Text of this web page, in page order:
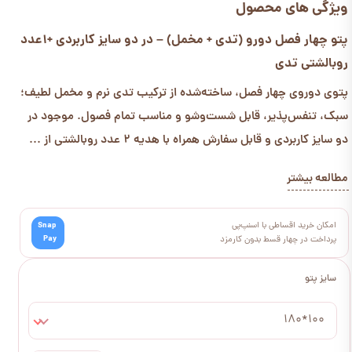
سایز پتو
100*180
ویژگی های محصول
پتو چهار فصل دورو (تدی + مخمل) – در دو سایز کاربردی +1عدد
روبالشتی تدی
پتوی دوروی چهار فصل، ساخته‌شده از ترکیب تدی نرم و مخمل لطیف؛
سبک، تنفس‌پذیر، قابل شست‌وشو و مناسب تمام فصول. موجود در
دو سایز کاربردی و قابل سفارش همراه با هدیه 2 عدد روبالشتی از ...
مطالعه بیشتر
امکان خرید اقساطی با اسنپ‌پی
پرداخت در چهار قسط بدون کارمزد
Snap
Pay